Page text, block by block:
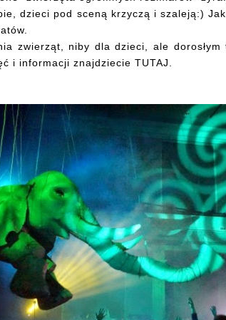
dzieci pod sceną krzyczą i szaleją:)
zwierząt, niby dla dzieci, ale
i informacji znajdziecie TUTAJ